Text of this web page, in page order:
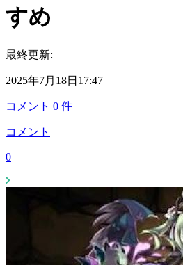
すめ
最終更新:
2025年7月18日17:47
コメント 0 件
コメント
0